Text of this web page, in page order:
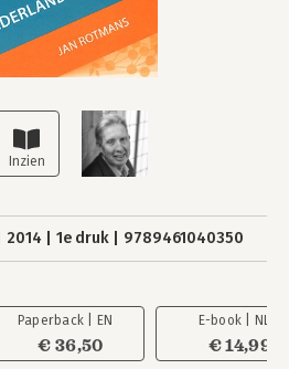
2014 1e druk 9789461040350
Paperback | EN
€ 36,50
E-book | NL
€ 14,99